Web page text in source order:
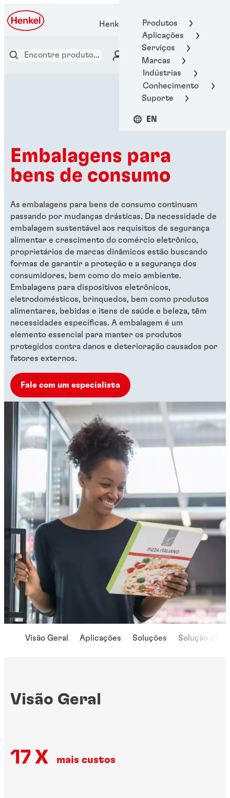
Produtos
Aplicações
Serviços
Marcas
Indústrias
Conhecimento
Suporte
EN
Henkel Adhesive Technologies
Embalagens para
bens de consumo
As embalagens para bens de consumo continuam
passando por mudanças drásticas. Da necessidade de
embalagem sustentável aos requisitos de segurança
alimentar e crescimento do comércio eletrônico,
proprietários de marcas dinâmicos estão buscando
formas de garantir a proteção e a segurança dos
consumidores, bem como do meio ambiente.
Embalagens para dispositivos eletrônicos,
eletrodomésticos, brinquedos, bem como produtos
alimentares, bebidas e itens de saúde e beleza, têm
necessidades específicas. A embalagem é um
elemento essencial para manter os produtos
protegidos contra danos e deterioração causados por
fatores externos.
Fale com um especialista
Visão Geral Aplicações Soluções Solução de
Visão Geral
17 X mais custos​